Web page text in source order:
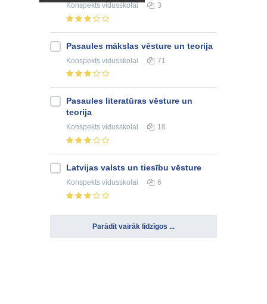
Konspektsvidusskolai 3
Pasaules mākslas vēsture un teorija
Konspekts vidusskolai 71
Pasaules literatūras vēsture un
teorija
Konspekts vidusskolai 18
Latvijas valsts un tiesību vēsture
Konspekts vidusskolai 6
Parādīt vairāk līdzīgos ...